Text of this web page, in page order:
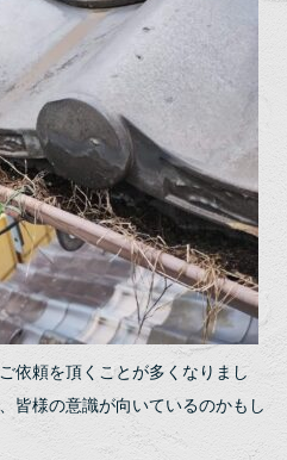
依頼を頂くことが多くなりまし
皆様の意識が向いているのかもし